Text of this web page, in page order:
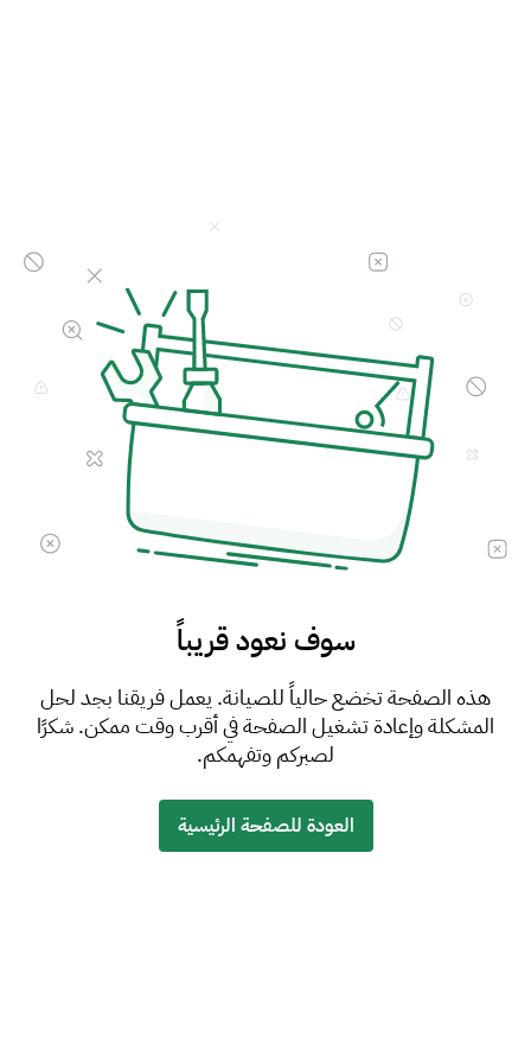
سوف نعود قريباً
هذه الصفحة تخضع حالياً للصيانة. يعمل فريقنا بجد لحل
المشكلة وإعادة تشغيل الصفحة في أقرب وقت ممكن. شكرًا
لصبركم وتفهمكم.
العودة للصفحة الرئيسية